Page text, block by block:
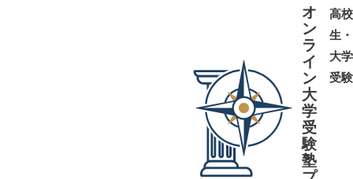
オ
ン
ラ
イ
ン
大
学
受
験
塾
高校
生・
大学
受験